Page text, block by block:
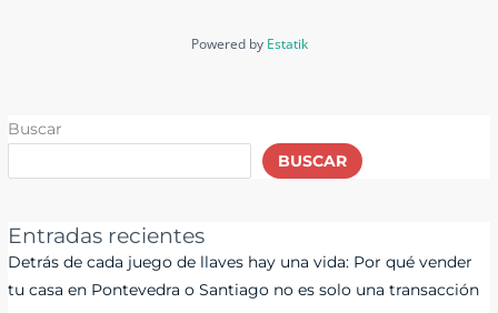
Powered by Estatik
Buscar
BUSCAR
Entradas recientes
Detrás de cada juego de llaves hay una vida: Por qué vender
tu casa en Pontevedra o Santiago no es solo una transacción